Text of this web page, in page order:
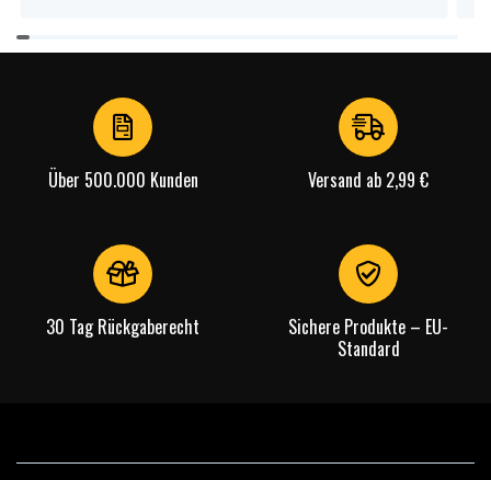
Item
1
Über 500.000 Kunden Versand ab 2,99 €
30 Tag Rückgaberecht
Sichere Produkte – EU-
Standard